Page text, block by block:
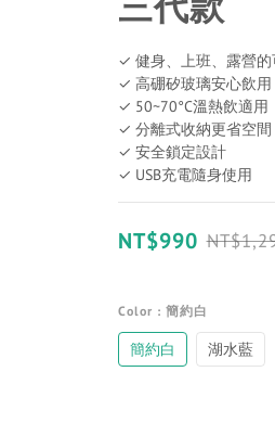
✓ 健身、上班、露營
✓ 高硼矽玻璃安心飲用
✓ 50~70°C溫熱飲適用
✓ 分離式收納更省空間
✓ 安全鎖定設計
✓ USB充電隨身使用
NT$990
Color : 簡約白
簡約白 湖水藍